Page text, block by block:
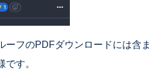
フのPDFダウンロードには含ま
す。